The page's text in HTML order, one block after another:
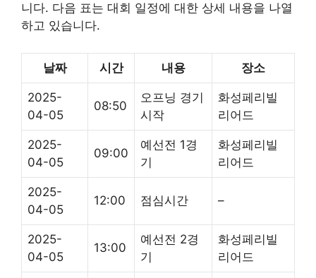
니다. 다음 표는 대회 일정에 대한 상세 내용을 나열
하고 있습니다.
날짜 시간 내용 장소
2025-
04-05
08:50
오프닝 경기
시작
화성페리빌
리어드
2025-
04-05
09:00
예선전 1경
기
화성페리빌
리어드
2025-
04-05
12:00 점심시간 –
2025-
04-05
13:00
예선전 2경
기
화성페리빌
리어드